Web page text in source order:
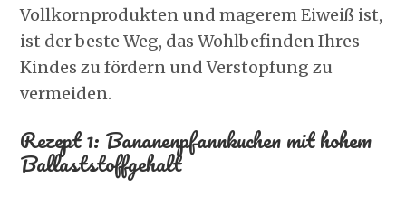
Vollkornprodukten und magerem Eiweiß ist,
ist der beste Weg, das Wohlbefinden Ihres
Kindes zu fördern und Verstopfung zu
vermeiden.
Rezept 1: Bananenpfannkuchen mit hohem
Ballaststoffgehalt